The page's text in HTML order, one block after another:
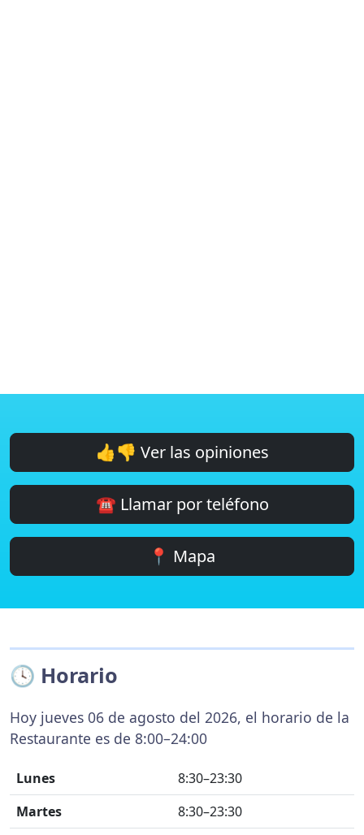
👍👎 Ver las opiniones
☎️ Llamar por teléfono
📍 Mapa
🕓 Horario
Hoy jueves 06 de agosto del 2026, el horario de la
Restaurante es de 8:00–24:00
Lunes
8:30–23:30
Martes
8:30–23:30